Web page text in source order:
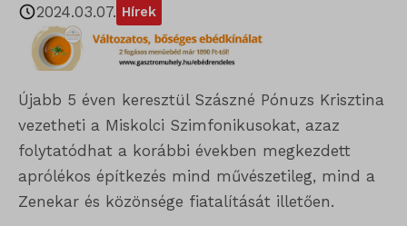
2024.03.07. Hírek
Újabb 5 éven keresztül Szászné Pónuzs Krisztina
vezetheti a Miskolci Szimfonikusokat, azaz
folytatódhat a korábbi években megkezdett
aprólékos építkezés mind művészetileg, mind a
Zenekar és közönsége fiatalítását illetően.